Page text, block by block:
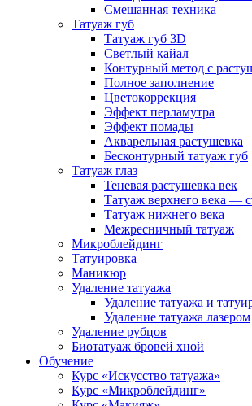
Смешанная техника
Татуаж губ
Татуаж губ 3D
Светлый кайал
Контурный метод с
Полное заполнение
Цветокоррекция
Эффект перламутра
Эффект помады
Акварельная растушевка
Бесконтурный татуаж губ
Татуаж глаз
Теневая растушевка век
Татуаж верхнего века —
Татуаж нижнего века
Межресничный татуаж
Микроблейдинг
Татуировка
Маникюр
Удаление татуажа
Удаление татуажа и
Удаление татуажа лазером
Удаление рубцов
Биотатуаж бровей хной
Обучение
Курс «Искусство татуажа»
Курс «Микроблейдинг»